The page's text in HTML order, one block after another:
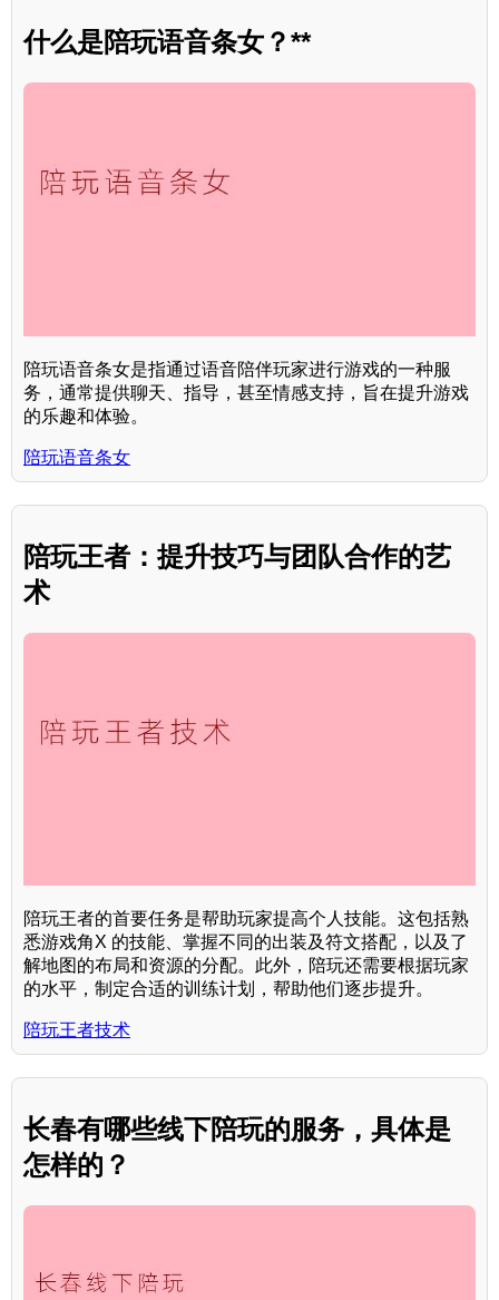
什么是陪玩语音条女？**
陪玩语音条女是指通过语音陪伴玩家进行游戏的一种服
务，通常提供聊天、指导，甚至情感支持，旨在提升游戏
的乐趣和体验。
陪玩语音条女
陪玩王者：提升技巧与团队合作的艺
术
陪玩王者的首要任务是帮助玩家提高个人技能。这包括熟
悉游戏角X 的技能、掌握不同的出装及符文搭配，以及了
解地图的布局和资源的分配。此外，陪玩还需要根据玩家
的水平，制定合适的训练计划，帮助他们逐步提升。
陪玩王者技术
长春有哪些线下陪玩的服务，具体是
怎样的？